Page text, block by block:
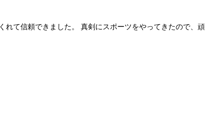
て信頼できました。 真剣にスポーツをやってきたので、頑